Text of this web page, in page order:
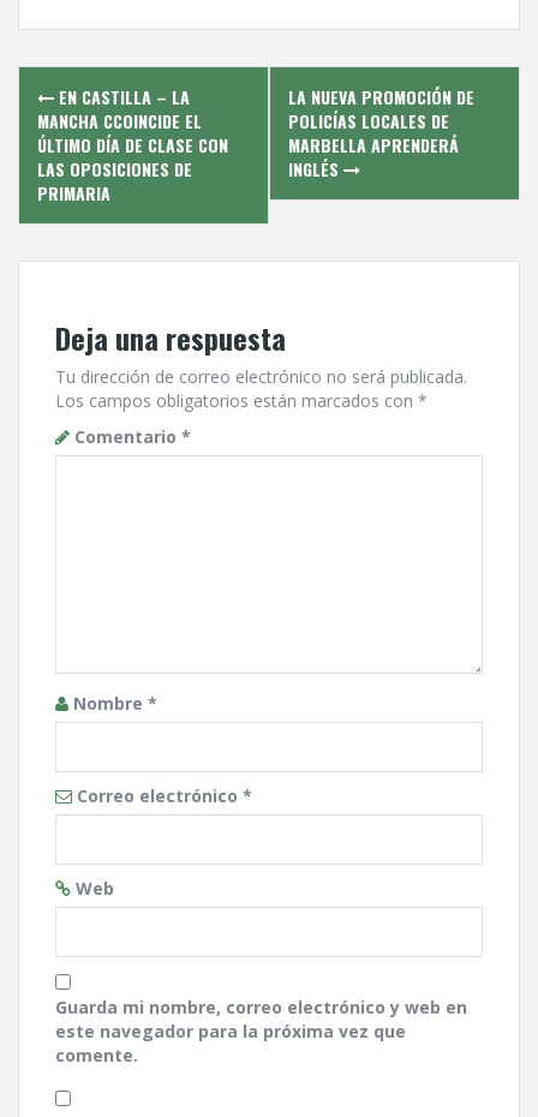
Post
navigation
EN CASTILLA – LA
MANCHA CCOINCIDE EL
ÚLTIMO DÍ­A DE CLASE CON
LAS OPOSICIONES DE
PRIMARIA
LA NUEVA PROMOCIÓN DE
POLICÍ­AS LOCALES DE
MARBELLA APRENDERÁ
INGLÉS
Deja una respuesta
Tu dirección de correo electrónico no será publicada.
Los campos obligatorios están marcados con *
Comentario *
Nombre *
Correo electrónico *
Web
Guarda mi nombre, correo electrónico y web en
este navegador para la próxima vez que
comente.